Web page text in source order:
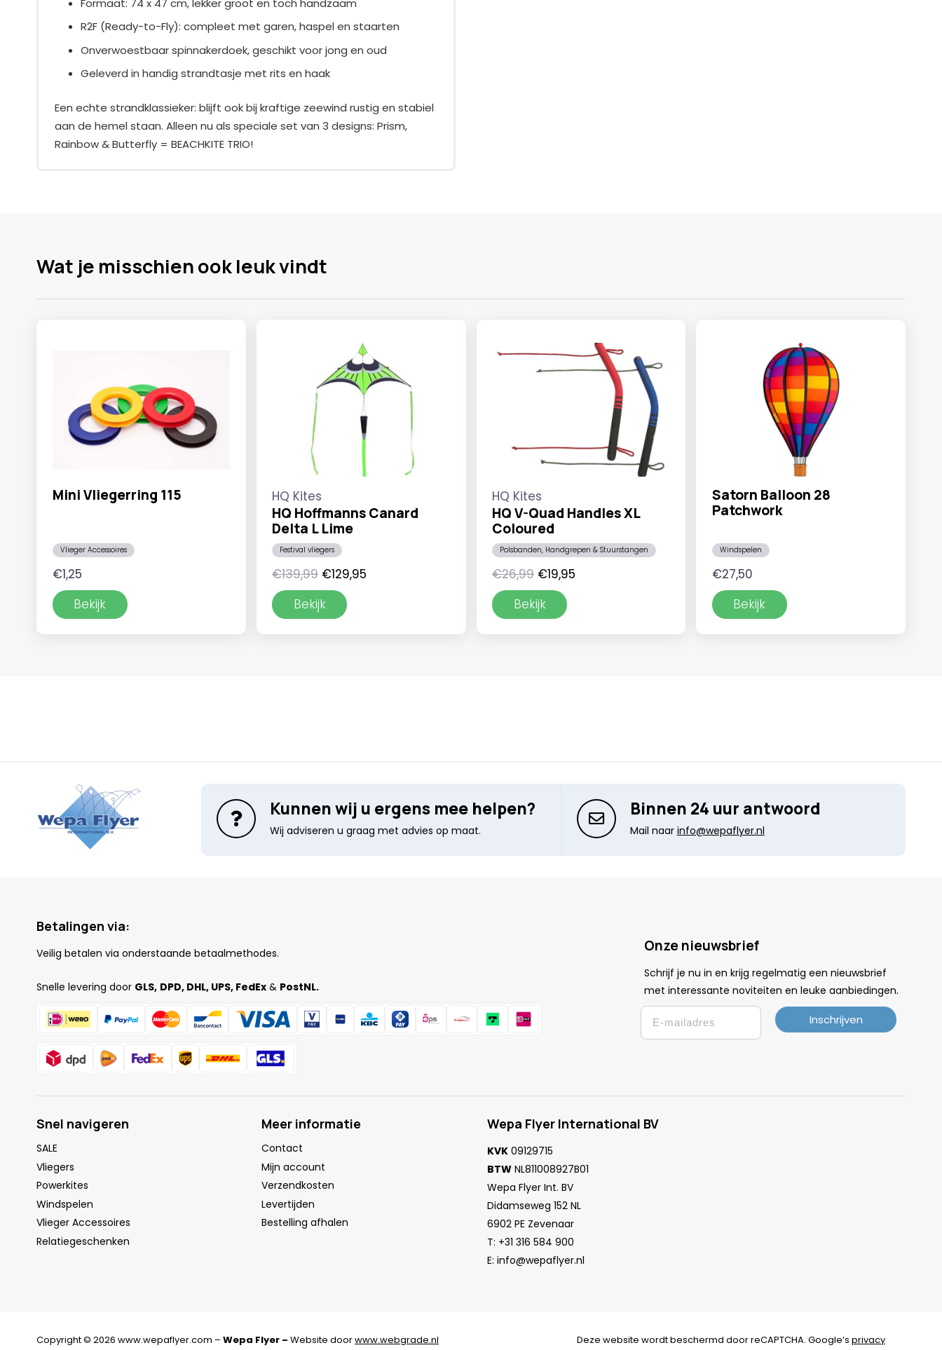
Formaat: 74 x 47 cm, lekker groot en toch handzaam
R2F (Ready-to-Fly): compleet met garen, haspel en staarten
Onverwoestbaar spinnakerdoek, geschikt voor jong en oud
Geleverd in handig strandtasje met rits en haak
Een echte strandklassieker: blijft ook bij kraftige zeewind rustig en stabiel
aan de hemel staan. Alleen nu als speciale set van 3 designs: Prism,
Rainbow & Butterfly = BEACHKITE TRIO!
Wat je misschien ook leuk vindt
Mini Vliegerring 115
Vlieger Accessoires
€1,25
Bekijk
HQ Kites
HQ Hoffmanns Canard
Delta L Lime
Festival vliegers
€139,99 Oorspronkelijke
prijs
was:
€129,95
Bekijk
HQ Kites
HQ V-Quad Handles XL
Coloured
Polsbanden, Handgrepen & Stuurstangen
€26,99 Oorspronkelijke
prijs
was:
€19,95
Bekijk
Satorn Balloon 28
Patchwork
Windspelen
€27,50
Bekijk
Kunnen wij u ergens mee helpen?
Wij adviseren u graag met advies op maat.
Binnen 24 uur antwoord
Mail naar info@wepaflyer.nl
Betalingen via:
Veilig betalen via onderstaande betaalmethodes.
Snelle levering door GLS, DPD, DHL, UPS, FedEx & PostNL.
Onze nieuwsbrief
Schrijf je nu in en krijg regelmatig een nieuwsbrief
met interessante noviteiten en leuke aanbiedingen.
Email
Inschrijven
Snel navigeren
SALE
Vliegers
Powerkites
Windspelen
Vlieger Accessoires
Relatiegeschenken
Meer informatie
Contact
Mijn account
Verzendkosten
Levertijden
Bestelling afhalen
Wepa Flyer International BV
KVK09129715
BTWNL811008927B01
Wepa Flyer Int. BV
Didamseweg 152 NL
6902 PE Zevenaar
T: +31 316 584 900
E: info@wepaflyer.nl
Copyright © 2026 www.wepaflyer.com – Wepa Flyer – Website doorwww.webgrade.nl
Deze website wordt beschermd door reCAPTCHA. Google’s privacy